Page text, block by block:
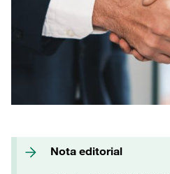
Nota editorial